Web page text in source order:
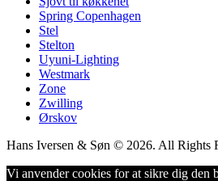
Spring Copenhagen
Stel
Stelton
Uyuni-Lighting
Westmark
Zone
Zwilling
Ørskov
Hans Iversen & Søn © 2026. All Rights
Vi anvender cookies for at sikre dig den